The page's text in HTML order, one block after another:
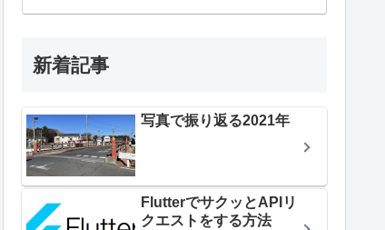
新着記事
写真で振り返る2021年
FlutterでサクッとAPIリ
クエストをする方法